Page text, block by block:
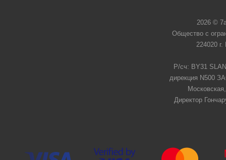
2026 ©
Общество с
224020
Р/сч: BY31
дирекция N500
Директор